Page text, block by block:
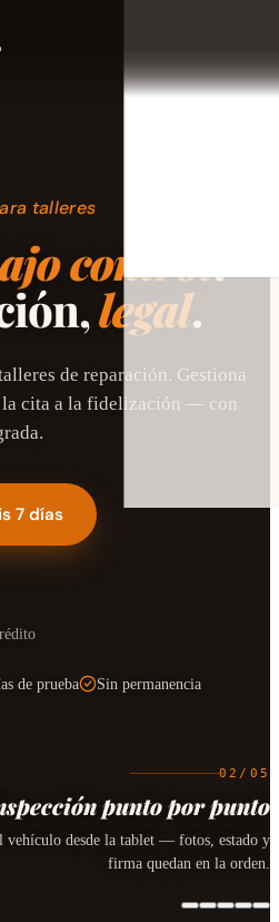
talleres
control.
legal.
de reparación. Gestiona
cita a la fidelización — con
7 días
de prueba
Sin permanencia
02 / 05
punto por punto
vehículo desde la tablet — fotos, estado y
firma quedan en la orden.